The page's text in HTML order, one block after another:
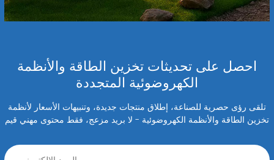
احصل على تحديثات تخزين الطاقة والأنظمة
الكهروضوئية المتجددة
تلقى رؤى حصرية للصناعة، إطلاق منتجات جديدة، وتنبيهات الأسعار لأنظمة
تخزين الطاقة والأنظمة الكهروضوئية - لا بريد مزعج، فقط محتوى مهني قيم